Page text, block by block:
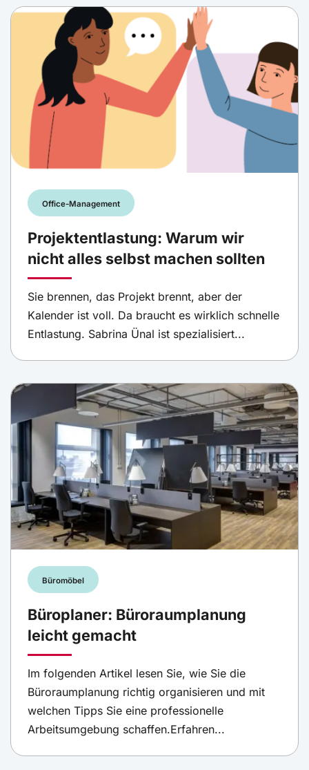
Office-Management
Projektentlastung: Warum wir
nicht alles selbst machen sollten
Sie brennen, das Projekt brennt, aber der
Kalender ist voll. Da braucht es wirklich schnelle
Entlastung. Sabrina Ünal ist spezialisiert...
Büromöbel
Büroplaner: Büroraumplanung
leicht gemacht
Im folgenden Artikel lesen Sie, wie Sie die
Büroraumplanung richtig organisieren und mit
welchen Tipps Sie eine professionelle
Arbeitsumgebung schaffen.Erfahren...